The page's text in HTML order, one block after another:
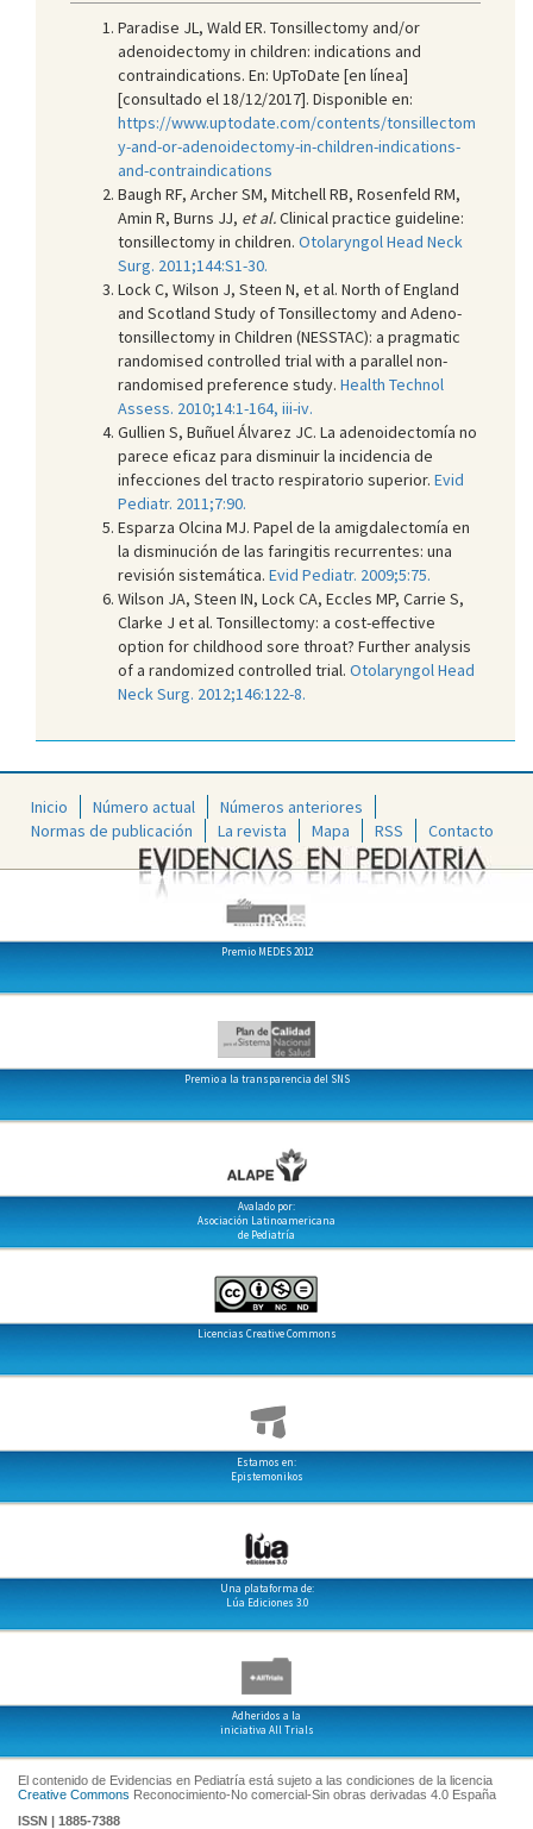
Paradise JL, Wald ER. Tonsillectomy and/or
adenoidectomy in children: indications and
contraindications. En: UpToDate [en línea]
[consultado el 18/12/2017]. Disponible en:
https://www.uptodate.com/contents/tonsillectom
y-and-or-adenoidectomy-in-children-indications-
and-contraindications
Baugh RF, Archer SM, Mitchell RB, Rosenfeld RM,
Amin R, Burns JJ, et al.Clinical practice guideline:
tonsillectomy in children. Otolaryngol Head Neck
Surg. 2011;144:S1-30.
Lock C, Wilson J, Steen N, et al. North of England
and Scotland Study of Tonsillectomy and Adeno-
tonsillectomy in Children (NESSTAC): a pragmatic
randomised controlled trial with a parallel non-
randomised preference study. Health Technol
Assess. 2010;14:1-164, iii-iv.
Gullien S, Buñuel Álvarez JC. La adenoidectomía no
parece eficaz para disminuir la incidencia de
infecciones del tracto respiratorio superior. Evid
Pediatr. 2011;7:90.
Esparza Olcina MJ. Papel de la amigdalectomía en
la disminución de las faringitis recurrentes: una
revisión sistemática. Evid Pediatr. 2009;5:75.
Wilson JA, Steen IN, Lock CA, Eccles MP, Carrie S,
Clarke J et al. Tonsillectomy: a cost-effective
option for childhood sore throat? Further analysis
of a randomized controlled trial. Otolaryngol Head
Neck Surg. 2012;146:122-8.
Inicio Número actual
Números anteriores
Normas de publicación
La revista Mapa RSS Contacto
Premio MEDES 2012
Premio a la transparencia del SNS
Avalado por:
Asociación Latinoamericana
de Pediatría
Licencias Creative Commons
Estamos en:
Epistemonikos
Una plataforma de:
Lúa Ediciones 3.0
Adheridos a la
iniciativa All Trials
El contenido de Evidencias en Pediatría está sujeto a las condiciones de la licencia
Creative Commons Reconocimiento-No comercial-Sin obras derivadas 4.0 España
ISSN | 1885-7388